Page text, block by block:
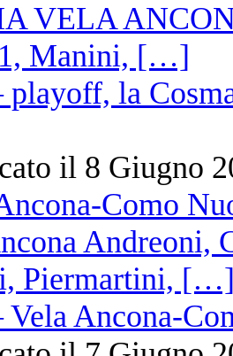
la
il 8 Giugno
Vela Ancona-